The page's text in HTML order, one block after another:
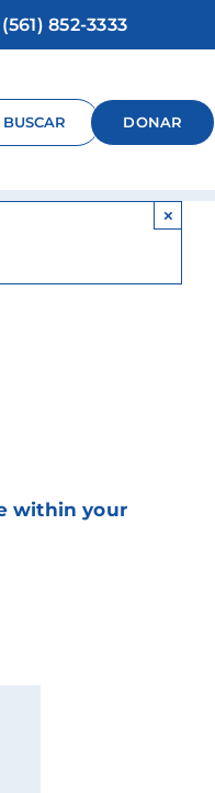
(561) 852-3333
BUSCAR DONAR
×
within your